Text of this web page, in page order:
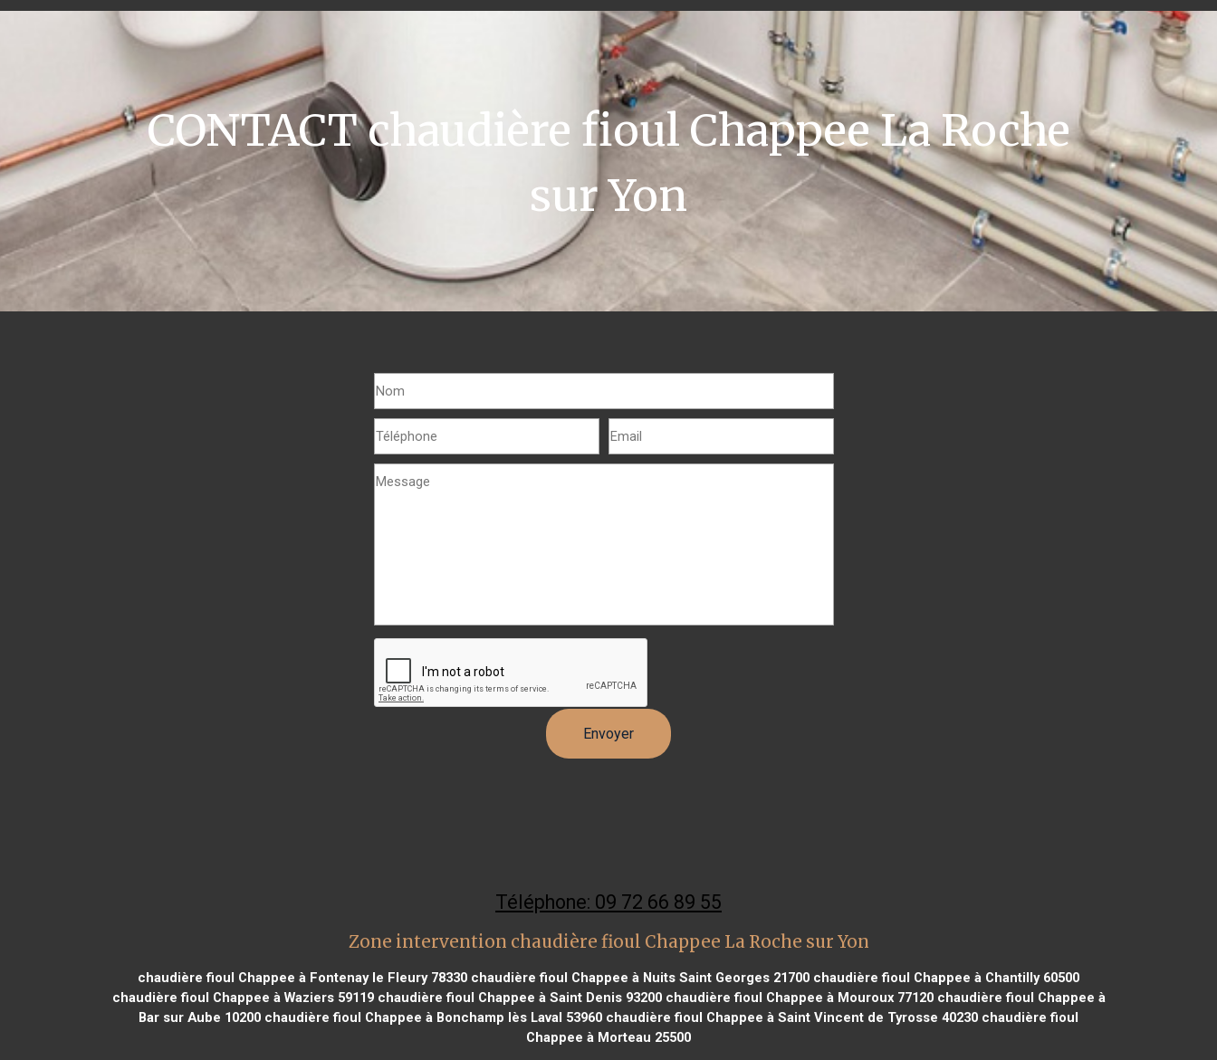
CONTACT chaudière fioul Chappee La Roche
sur Yon
Téléphone: 09 72 66 89 55
Zone intervention chaudière fioul Chappee La Roche sur Yon
chaudière fioul Chappee à Fontenay le Fleury 78330 chaudière fioul Chappee à Nuits Saint Georges 21700 chaudière fioul Chappee à Chantilly 60500
chaudière fioul Chappee à Waziers 59119chaudière fioul Chappee à Saint Denis 93200chaudière fioul Chappee à Mouroux 77120chaudière fioul Chappee à
Bar sur Aube 10200 chaudière fioul Chappee à Bonchamp lès Laval 53960 chaudière fioul Chappee à Saint Vincent de Tyrosse 40230 chaudière fioul
Chappee à Morteau 25500